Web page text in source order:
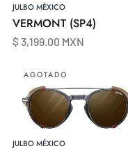
JULBO MÉXICO
VERMONT (SP4)
$ 3,199.00 MXN
LEGACY
Negro
Rojo
(REACTIV)
AGOTADO
JULBO MÉXICO